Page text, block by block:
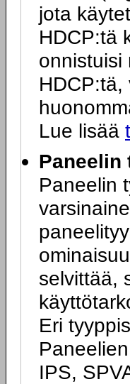
jota
HDCP:tä
onnistuisi
Lue lisää
Paneelin
Paneelin
selvittää,
Eri
IPS,